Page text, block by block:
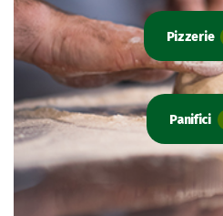
Pizzerie
Panifici